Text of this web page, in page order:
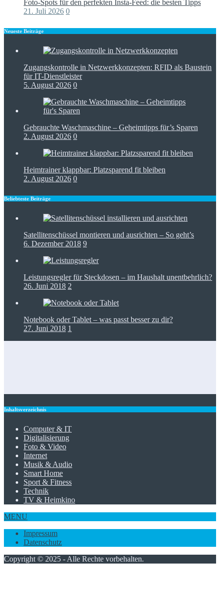
Foto-Spots für den perfekten Insta-Feed: die besten Tipps
21. Juli 2026 0
Neueste Beiträge
Zugangskontrolle in Netzwerkkonzepten: RFID als Baustein
für IT-Dienstleister
5. August 2026 0
Gebrauchte Waschmaschine – Geheimtipps für’s Sparen
2. August 2026 0
Heimtrainer klappbar: Platzsparend fit bleiben
2. August 2026 0
Beliebteste Beiträge
Satellitenschüssel montieren und ausrichten – So geht’s
6. Dezember 2018 9
Leistungsregler für Steckdosen – im Haushalt unentbehrlich?
26. Juni 2018 2
Notebook oder Tablet – was passt besser zu dir?
27. Juni 2018 1
Inhaltsverzeichnis
Computer & IT
Digitalisierung
Foto & Video
Internet
Musik & Audio
Smart Home
Sport & Fitness
Technik
TV & Heimkino
MENU
Impressum
Datenschutz
Copyright © 2025 - Alle Rechte vorbehalten.